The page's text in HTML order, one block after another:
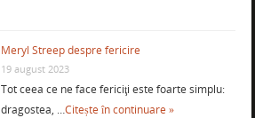
Meryl Streep despre fericire
19 august 2023
Tot ceea ce ne face fericiţi este foarte simplu:
dragostea, …Citește în continuare »